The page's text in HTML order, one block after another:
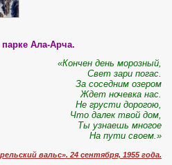
Ала-Арча.
«Кончен день морозный,
Свет зари погас.
За соседним озером
Ждет ночевка нас.
Не грусти дорогою,
Что далек твой дом,
Ты узнаешь многое
На пути своем.»
вальс». 24 сентября, 1955 года.